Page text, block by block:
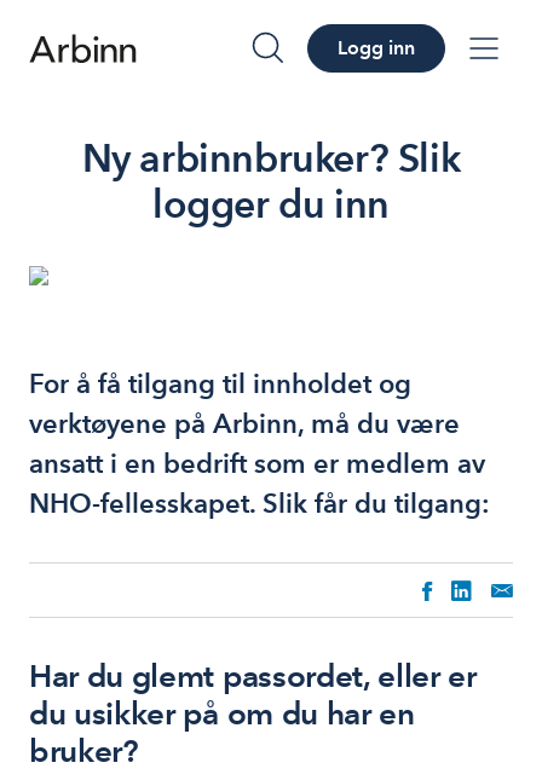
søk Logg inn
Ny arbinnbruker? Slik
logger du inn
For å få tilgang til innholdet og
verktøyene på Arbinn, må du være
ansatt i en bedrift som er medlem av
NHO-fellesskapet. Slik får du tilgang:
Har du glemt passordet, eller er
du usikker på om du har en
bruker?